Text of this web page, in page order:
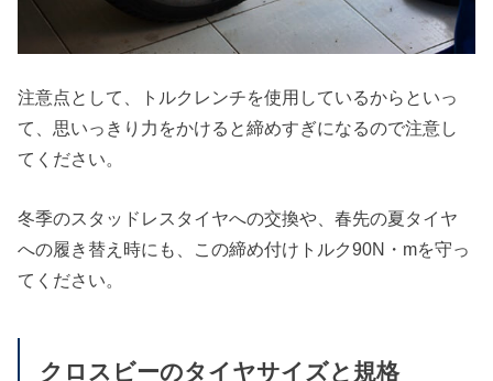
注意点として、トルクレンチを使用しているからといっ
て、思いっきり力をかけると締めすぎになるので注意し
てください。
冬季のスタッドレスタイヤへの交換や、春先の夏タイヤ
への履き替え時にも、この締め付けトルク90N・mを守っ
てください。
クロスビーのタイヤサイズと規格